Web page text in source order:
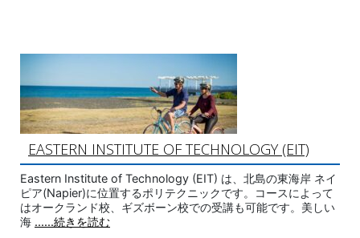
EASTERN INSTITUTE OF TECHNOLOGY (EIT)
Eastern Institute of Technology (EIT) は、北島の東海岸 ネイ
ピア(Napier)に位置するポリテクニックです。コースによって
はオークランド校、ギズボーン校での受講も可能です。美しい
海 ......続きを読む